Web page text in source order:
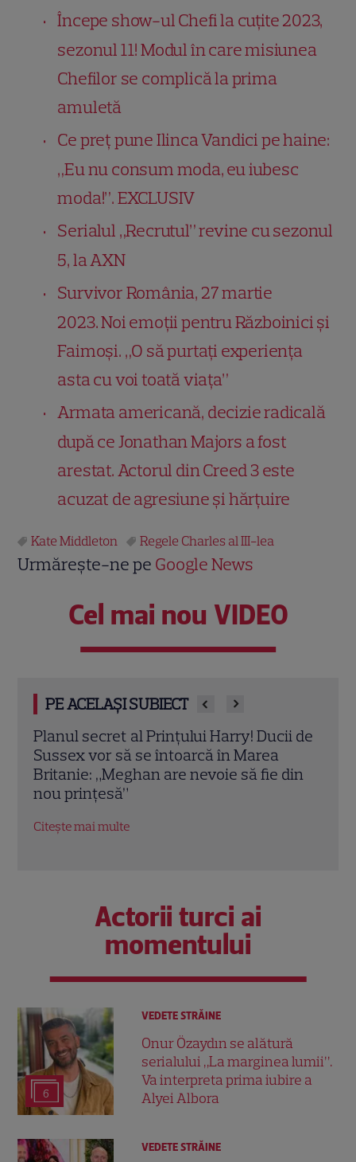
Începe show-ul Chefi la cuțite 2023,
sezonul 11! Modul în care misiunea
Chefilor se complică la prima
amuletă
Ce preț pune Ilinca Vandici pe haine:
„Eu nu consum moda, eu iubesc
moda!”. EXCLUSIV
Serialul „Recrutul” revine cu sezonul
5, la AXN
Survivor România, 27 martie
2023. Noi emoții pentru Războinici și
Faimoși. „O să purtați experiența
asta cu voi toată viața”
Armata americană, decizie radicală
după ce Jonathan Majors a fost
arestat. Actorul din Creed 3 este
acuzat de agresiune și hărțuire
Kate Middleton Regele Charles al III-lea
Urmărește-ne pe Google News
Cel mai nou VIDEO
PE ACELAȘI SUBIECT
Kate Middleton a renunțat la stilul ei
cuminte! Cum s-a afișat Prințesa de
Wales în Loja Regală de la Wimbledon
Citește mai multe
Actorii turci ai
momentului
6
VEDETE STRĂINE
Onur Özaydın se alătură
serialului „La marginea lumii”.
Va interpreta prima iubire a
Alyei Albora
VEDETE STRĂINE